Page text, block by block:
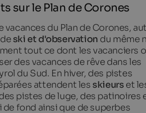
sur le Plan de Corones
vacances du Plan de Corones,
ski et d'observation du même
tout ce dont les vacanciers
des vacances de rêve dans les
du Sud. En hiver, des pistes
attendent les skieurs et
pistes de luge, des patinoires
de fond ainsi que de superbes